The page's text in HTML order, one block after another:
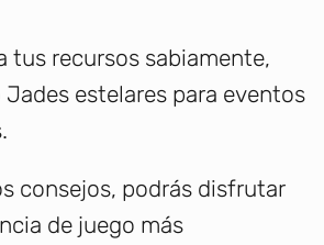
tus recursos sabiamente,
Jades estelares para eventos
consejos, podrás disfrutar
de juego más